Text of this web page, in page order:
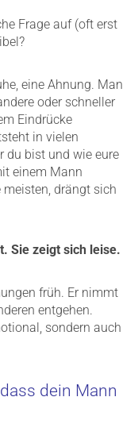
Frage auf (oft erst
eine Ahnung. Man
oder schneller
Eindrücke
in vielen
du bist und wie eure
einem Mann
drängt sich
Sie zeigt sich leise.
früh. Er nimmt
entgehen.
sondern auch
dein Mann